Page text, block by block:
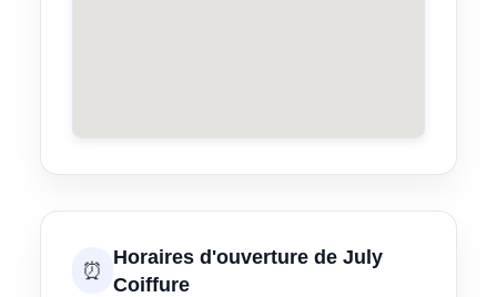
⏰
Horaires d'ouverture de July
Coiffure